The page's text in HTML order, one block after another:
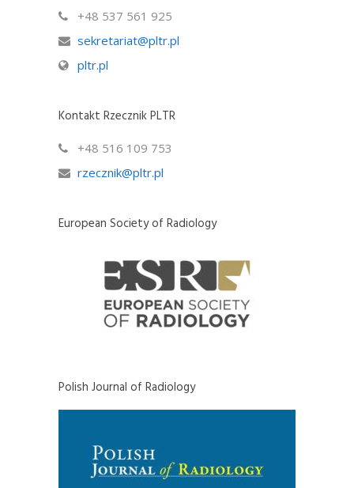
+48 537 561 925
sekretariat@pltr.pl
pltr.pl
Kontakt Rzecznik PLTR
+48 516 109 753
rzecznik@pltr.pl
European Society of Radiology
Polish Journal of Radiology